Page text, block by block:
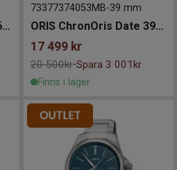
ORIS Divers Herritage 65 42mm
73377374053MB-39 mm
ORIS ChronOris Date 39mm
17 499 kr
20 500kr-Spara 3 001kr
Finns i lager